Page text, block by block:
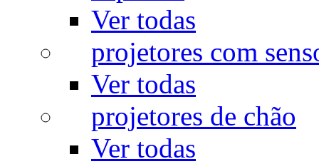
Ver todas
projetores com
Ver todas
projetores de chão
Ver todas